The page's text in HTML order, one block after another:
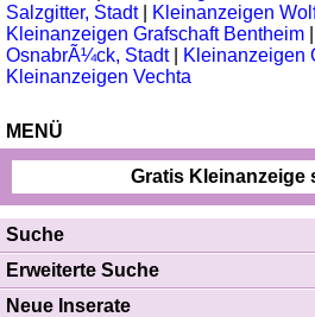
Salzgitter, Stadt| Kleinanzeigen
Kleinanzeigen Grafschaft Bentheim
OsnabrÃ¼ck, Stadt| Kleinanzeigen
Kleinanzeigen Vechta
MENÜ
Gratis Kleinanzeige
Suche
Erweiterte Suche
Neue Inserate